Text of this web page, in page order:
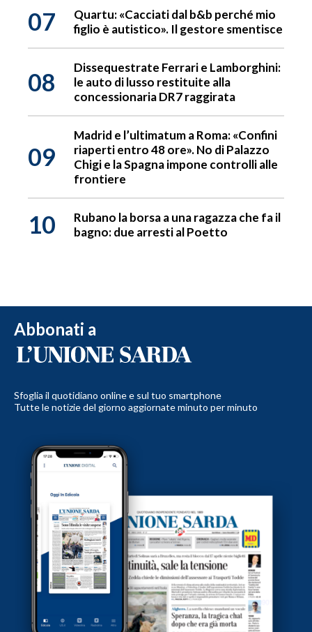
07
Quartu: «Cacciati dal b&b perché mio
figlio è autistico». Il gestore smentisce
08
Dissequestrate Ferrari e Lamborghini:
le auto di lusso restituite alla
concessionaria DR7 raggirata
09
Madrid e l’ultimatum a Roma: «Confini
riaperti entro 48 ore». No di Palazzo
Chigi e la Spagna impone controlli alle
frontiere
10
Rubano la borsa a una ragazza che fa il
bagno: due arresti al Poetto
Abbonati a
Sfoglia il quotidiano online e sul tuo smartphone
Tutte le notizie del giorno aggiornate minuto per minuto